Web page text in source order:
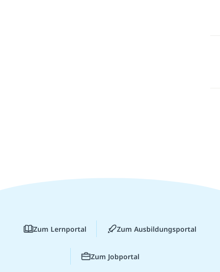
Zum Lernportal Zum Ausbildungsportal
Zum Jobportal